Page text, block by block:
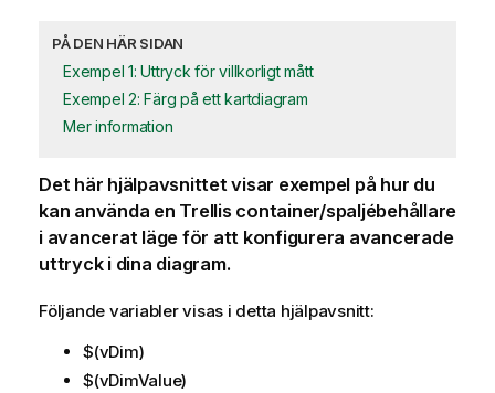
PÅ DEN HÄR SIDAN
Exempel 1: Uttryck för villkorligt mått
Exempel 2: Färg på ett kartdiagram
Mer information
Det här hjälpavsnittet visar exempel på hur du
kan använda en Trellis container/spaljébehållare
i avancerat läge för att konfigurera avancerade
uttryck i dina diagram.
Följande variabler visas i detta hjälpavsnitt:
$(vDim)
$(vDimValue)